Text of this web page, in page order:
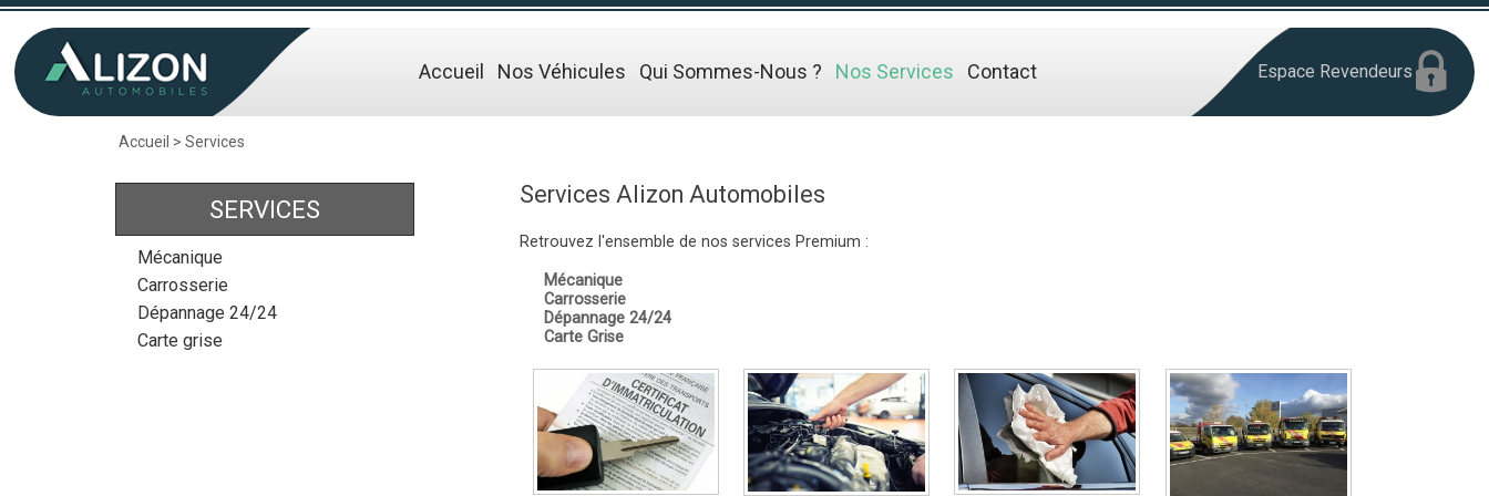
Accueil Nos Véhicules Qui Sommes-Nous ? Nos Services Contact Espace Revendeurs
Accueil > Services
Services Alizon Automobiles
Retrouvez l'ensemble de nos services Premium :
Mécanique
Carrosserie
Dépannage 24/24
Carte Grise
SERVICES
Mécanique
Carrosserie
Dépannage 24/24
Carte grise